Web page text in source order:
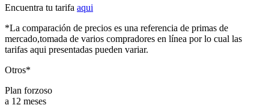
Encuentra tu tarifa aqui
*La comparación de precios es una referencia de primas de
mercado,tomada de varios compradores en línea por lo cual las
tarifas aqui presentadas pueden variar.
Otros*
Plan forzoso
a 12 meses